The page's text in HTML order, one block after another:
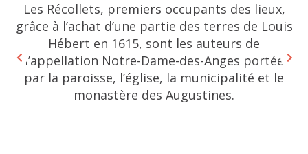
Les Récollets, premiers occupants des lieux,
grâce à l’achat d’une partie des terres de Louis
Hébert en 1615, sont les auteurs de
l’appellation Notre-Dame-des-Anges portée
par la paroisse, l’église, la municipalité et le
monastère des Augustines.